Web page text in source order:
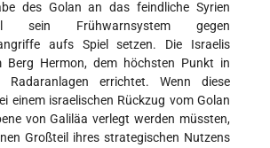
des Golan an das feindliche Syrien
sein Frühwarnsystem gegen
aufs Spiel setzen. Die Israelis
Berg Hermon, dem höchsten Punkt in
Radaranlagen errichtet. Wenn diese
einem israelischen Rückzug vom Golan
von Galiläa verlegt werden müssten,
Großteil ihres strategischen Nutzens